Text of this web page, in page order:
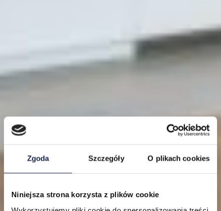
Zgoda Szczegóły O plikach cookies
Niniejsza strona korzysta z plików cookie